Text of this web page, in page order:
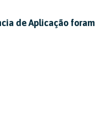
de Aplicação